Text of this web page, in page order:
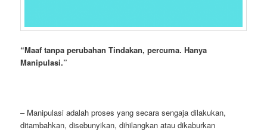
“Maaf tanpa perubahan Tindakan, percuma. Hanya
Manipulasi.”
– Manipulasi adalah proses yang secara sengaja dilakukan,
ditambahkan, disebunyikan, dihilangkan atau dikaburkan